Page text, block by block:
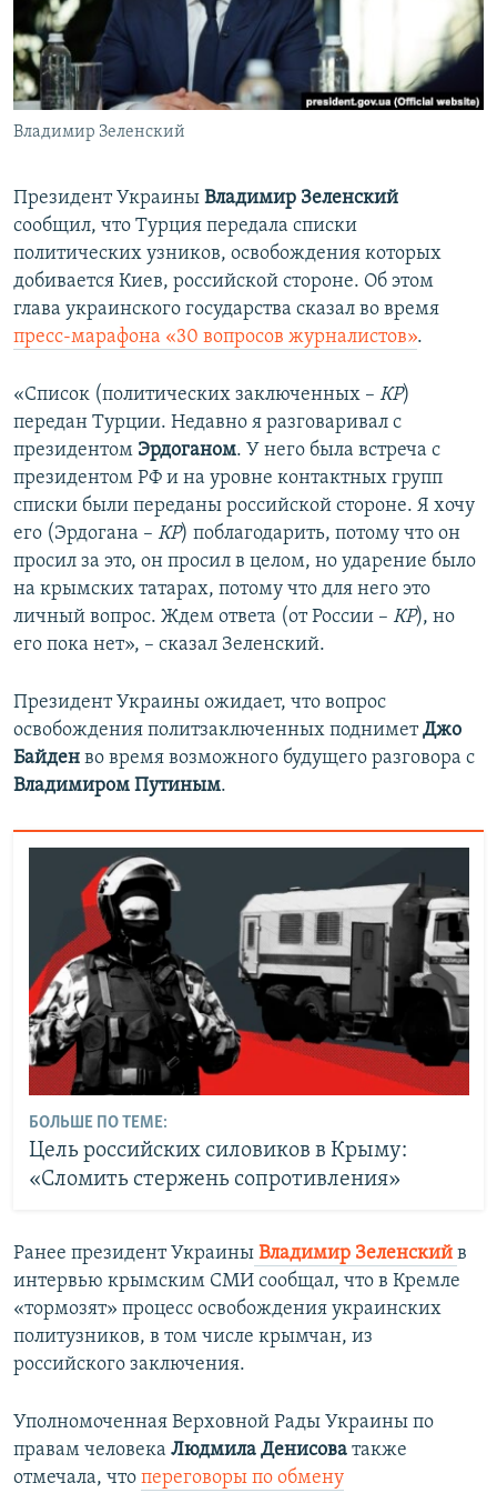
ПОБЕДИТЕЛЕЙ НЕ СУДЯТ?
КРЫМ.НЕПОКОРЕННЫЙ
ELIFBE
УКРАИНСКАЯ ПРОБЛЕМА КРЫМА
ПРИСОЕДИНЯЙТЕСЬ!
Владимир Зеленский
Президент Украины Владимир Зеленский
сообщил, что Турция передала списки
политических узников, освобождения которых
добивается Киев, российской стороне. Об этом
глава украинского государства сказал во время
пресс-марафона «30 вопросов журналистов».
«Список (политических заключенных – КР)
передан Турции. Недавно я разговаривал с
президентом Эрдоганом. У него была встреча с
президентом РФ и на уровне контактных групп
списки были переданы российской стороне. Я хочу
его (Эрдогана – КР) поблагодарить, потому что он
просил за это, он просил в целом, но ударение было
на крымских татарах, потому что для него это
личный вопрос. Ждем ответа (от России – КР), но
его пока нет», – сказал Зеленский.
Президент Украины ожидает, что вопрос
освобождения политзаключенных подниметДжо
Байден во время возможного будущего разговора с
Владимиром Путиным.
БОЛЬШЕ ПО ТЕМЕ:
Цель российских силовиков в Крыму:
«Сломить стержень сопротивления»
Ранее президент Украины Владимир Зеленский в
интервью крымским СМИ сообщал, что в Кремле
«тормозят» процесс освобождения украинских
политузников, в том числе крымчан, из
российского заключения.
Уполномоченная Верховной Рады Украины по
правам человека Людмила Денисова также
отмечала, что переговоры по обмену